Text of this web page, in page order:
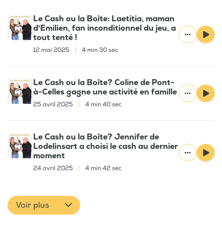
Le Cash ou la Boîte: Laetitia, maman
d'Emilien, fan inconditionnel du jeu, a
tout tenté !
12 mai 2025 4 min 30 sec
Le Cash ou la Boîte? Coline de Pont-
à-Celles gagne une activité en famille
25 avril 2025 4 min 40 sec
Le Cash ou la Boîte? Jennifer de
Lodelinsart a choisi le cash au dernier
moment
24 avril 2025 4 min 42 sec
Voir plus